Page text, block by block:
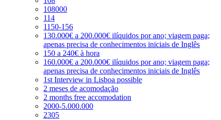
108000
114
1150-156
130.000€ a 200.000€ ilíquidos por ano; viagem paga;
apenas precisa de conhecimentos iniciais de Inglês
150 a 240€ à hora
160.000€ a 200.000€ ilíquidos por ano; viagem paga;
apenas precisa de conhecimentos iniciais de Inglês
1st Interview in Lisboa possible
2 meses de acomodação
2 months free accomodation
2000-5.000.000
2305